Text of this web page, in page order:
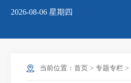
2026-08-06 星期四
当前位置： 首页 > 专题专栏 >